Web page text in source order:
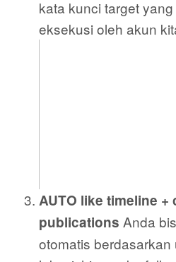
kata kunci target
eksekusi oleh akun
AUTO like timeline +
publications Anda
otomatis